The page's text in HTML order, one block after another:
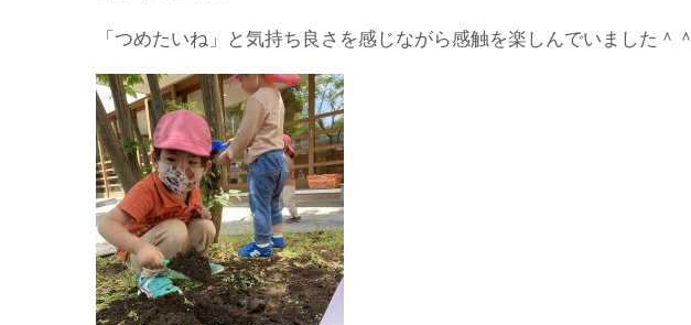
「つめたいね」と気持ち良さを感じながら感触を楽しんでいました＾＾